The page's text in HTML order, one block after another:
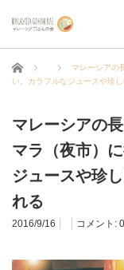
ホーム
マレーシアの
い。カラフルなジュースや珍
マレーシアの
マラ（夜市）
ジュースや珍
れる
2016/9/16 コメント: 0